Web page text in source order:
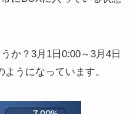
か？3月1日0:00～3月4日
うになっています。